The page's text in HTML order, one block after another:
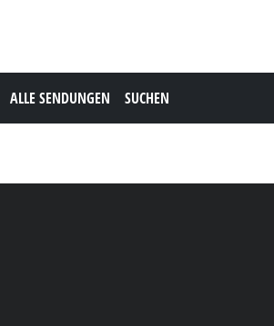
ALLE SENDUNGEN SUCHEN